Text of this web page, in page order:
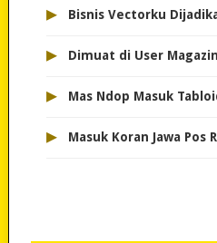
▸ Bisnis Vectorku
▸ Dimuat di User
▸ Mas Ndop Masuk
▸ Masuk Koran Jawa Pos